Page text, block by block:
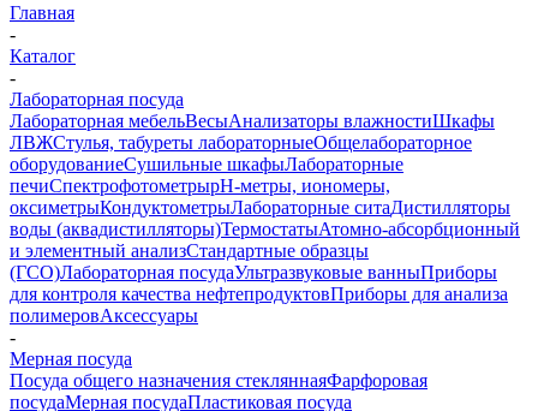
Главная
-
Каталог
-
Лабораторная посуда
Лабораторная мебельВесыАнализаторы влажностиШкафы
ЛВЖСтулья, табуреты лабораторныеОбщелабораторное
оборудованиеСушильные шкафыЛабораторные
печиСпектрофотометрыpH-метры, иономеры,
оксиметрыКондуктометрыЛабораторные ситаДистилляторы
воды (аквадистилляторы)ТермостатыАтомно-абсорбционный
и элементный анализСтандартные образцы
(ГСО)Лабораторная посудаУльтразвуковые ванныПриборы
для контроля качества нефтепродуктовПриборы для анализа
полимеровАксессуары
-
Мерная посуда
Посуда общего назначения стекляннаяФарфоровая
посудаМерная посудаПластиковая посуда